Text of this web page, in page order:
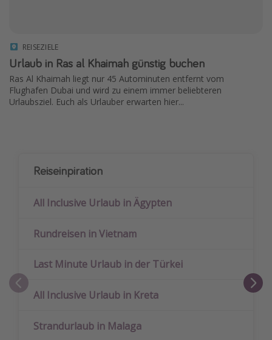
REISEZIELE
Urlaub in Ras al Khaimah günstig buchen
Ras Al Khaimah liegt nur 45 Autominuten entfernt vom
Flughafen Dubai und wird zu einem immer beliebteren
Urlaubsziel. Euch als Urlauber erwarten hier...
Reiseinpiration
All Inclusive Urlaub in Ägypten
Rundreisen in Vietnam
Last Minute Urlaub in der Türkei
All Inclusive Urlaub in Kreta
Strandurlaub in Malaga